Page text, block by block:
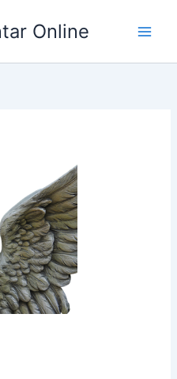
Online